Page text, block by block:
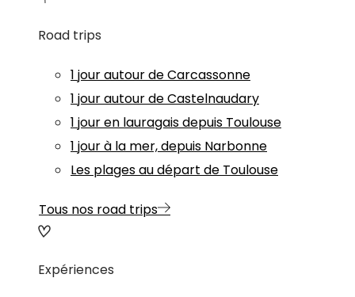
Road trips
1 jour autour de Carcassonne
1 jour autour de Castelnaudary
1 jour en lauragais depuis Toulouse
1 jour à la mer, depuis Narbonne
Les plages au départ de Toulouse
Tous nos road trips
Expériences